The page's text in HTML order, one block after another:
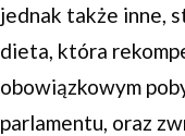
jednak także inne,
dieta, która
obowiązkowym
parlamentu, oraz